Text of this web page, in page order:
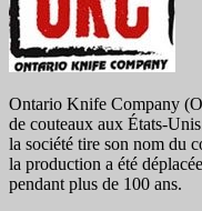
Ontario Knife Company
de couteaux aux États-
la société tire son nom du
la production a été
pendant plus de 100 ans.